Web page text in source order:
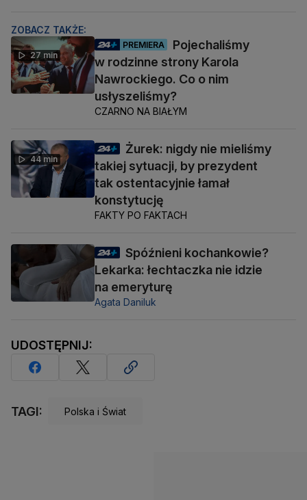
ZOBACZ TAKŻE:
27 min
PREMIERA
Pojechaliśmy
w rodzinne strony Karola
Nawrockiego. Co o nim
usłyszeliśmy?
CZARNO NA BIAŁYM
44 min
Żurek: nigdy nie mieliśmy
takiej sytuacji, by prezydent
tak ostentacyjnie łamał
konstytucję
FAKTY PO FAKTACH
Spóźnieni kochankowie?
Lekarka: łechtaczka nie idzie
na emeryturę
Agata Daniluk
UDOSTĘPNIJ:
TAGI: Polska i Świat